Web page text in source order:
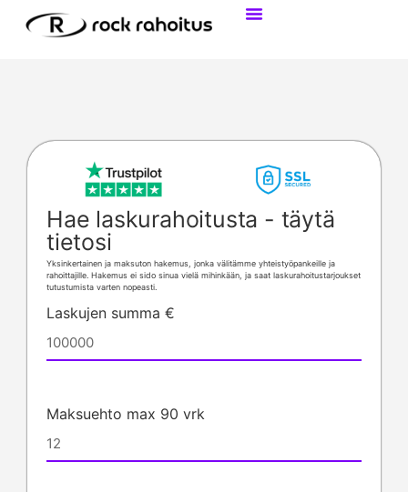
Hae laskurahoitusta - täytä
tietosi
Yksinkertainen ja maksuton hakemus, jonka välitämme yhteistyöpankeille ja
rahoittajille. Hakemus ei sido sinua vielä mihinkään, ja saat laskurahoitustarjoukset
tutustumista varten nopeasti.
Laskujen summa €
Maksuehto max 90 vrk